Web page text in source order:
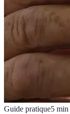
Guide pratique5 min